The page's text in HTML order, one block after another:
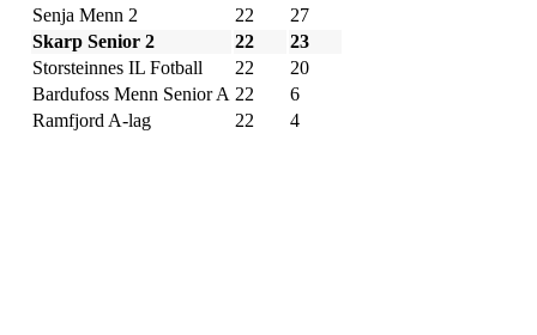
Senja Menn 2
22
27
Skarp Senior 2
22
23
Storsteinnes IL Fotball
22
20
Bardufoss Menn Senior A 22
6
Ramfjord A-lag
22 4